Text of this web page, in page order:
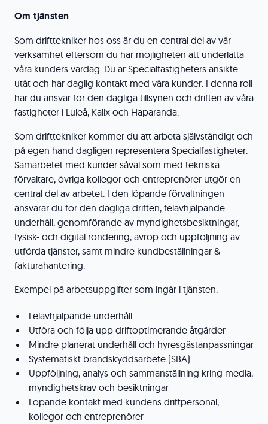
Om tjänsten
Som drifttekniker hos oss är du en central del av vår
verksamhet eftersom du har möjligheten att underlätta
våra kunders vardag. Du är Specialfastigheters ansikte
utåt och har daglig kontakt med våra kunder. I denna roll
har du ansvar för den dagliga tillsynen och driften av våra
fastigheter i Luleå, Kalix och Haparanda.
Som drifttekniker kommer du att arbeta självständigt och
på egen hand dagligen representera Specialfastigheter.
Samarbetet med kunder såväl som med tekniska
förvaltare, övriga kollegor och entreprenörer utgör en
central del av arbetet. I den löpande förvaltningen
ansvarar du för den dagliga driften, felavhjälpande
underhåll, genomförande av myndighetsbesiktningar,
fysisk- och digital rondering, avrop och uppföljning av
utförda tjänster, samt mindre kundbeställningar &
fakturahantering.
Exempel på arbetsuppgifter som ingår i tjänsten:
Felavhjälpande underhåll
Utföra och följa upp driftoptimerande åtgärder
Mindre planerat underhåll och hyresgästanpassningar
Systematiskt brandskyddsarbete (SBA)
Uppföljning, analys och sammanställning kring media,
myndighetskrav och besiktningar
Löpande kontakt med kundens driftpersonal,
kollegor och entreprenörer